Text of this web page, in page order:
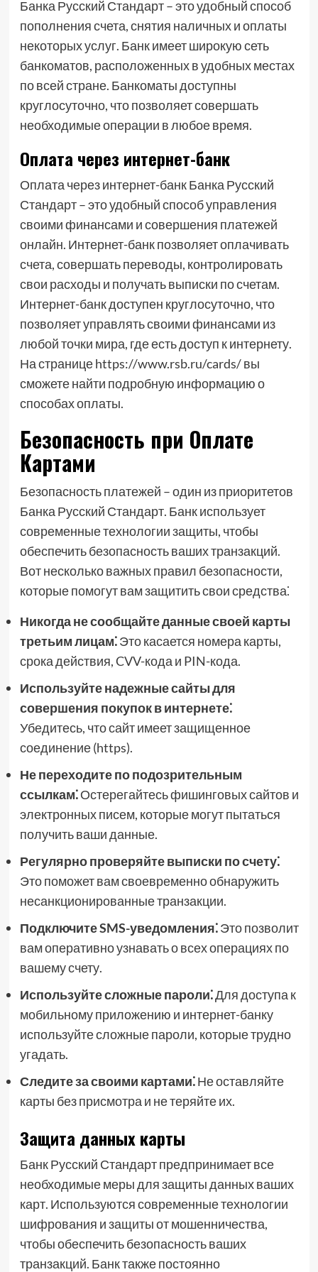
Банка Русский Стандарт – это удобный способ
пополнения счета, снятия наличных и оплаты
некоторых услуг. Банк имеет широкую сеть
банкоматов, расположенных в удобных местах
по всей стране. Банкоматы доступны
круглосуточно, что позволяет совершать
необходимые операции в любое время.
Оплата через интернет-банк
Оплата через интернет-банк Банка Русский
Стандарт – это удобный способ управления
своими финансами и совершения платежей
онлайн. Интернет-банк позволяет оплачивать
счета, совершать переводы, контролировать
свои расходы и получать выписки по счетам.
Интернет-банк доступен круглосуточно, что
позволяет управлять своими финансами из
любой точки мира, где есть доступ к интернету.
На странице https://www.rsb.ru/cards/ вы
сможете найти подробную информацию о
способах оплаты.
Безопасность при Оплате
Картами
Безопасность платежей – один из приоритетов
Банка Русский Стандарт. Банк использует
современные технологии защиты, чтобы
обеспечить безопасность ваших транзакций.
Вот несколько важных правил безопасности,
которые помогут вам защитить свои средства⁚
Никогда не сообщайте данные своей карты
третьим лицам⁚Это касается номера карты,
срока действия, CVV-кода и PIN-кода.
Используйте надежные сайты для
совершения покупок в интернете⁚
Убедитесь, что сайт имеет защищенное
соединение (https).
Не переходите по подозрительным
ссылкам⁚Остерегайтесь фишинговых сайтов и
электронных писем, которые могут пытаться
получить ваши данные.
Регулярно проверяйте выписки по счету⁚
Это поможет вам своевременно обнаружить
несанкционированные транзакции.
Подключите SMS-уведомления⁚Это позволит
вам оперативно узнавать о всех операциях по
вашему счету.
Используйте сложные пароли⁚Для доступа к
мобильному приложению и интернет-банку
используйте сложные пароли, которые трудно
угадать.
Следите за своими картами⁚Не оставляйте
карты без присмотра и не теряйте их.
Защита данных карты
Банк Русский Стандарт предпринимает все
необходимые меры для защиты данных ваших
карт. Используются современные технологии
шифрования и защиты от мошенничества,
чтобы обеспечить безопасность ваших
транзакций. Банк также постоянно